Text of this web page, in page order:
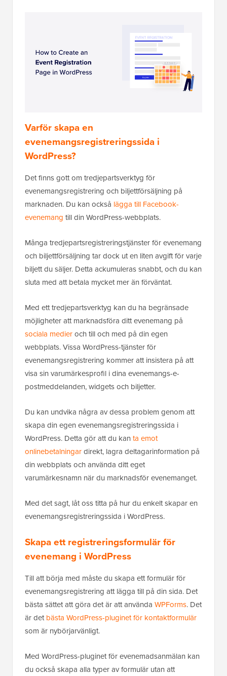
Varför skapa en
evenemangsregistreringssida i
WordPress?
Det finns gott om tredjepartsverktyg för
evenemangsregistrering och biljettförsäljning på
marknaden. Du kan också lägga till Facebook-
evenemang till din WordPress-webbplats.
Många tredjepartsregistreringstjänster för evenemang
och biljettförsäljning tar dock ut en liten avgift för varje
biljett du säljer. Detta ackumuleras snabbt, och du kan
sluta med att betala mycket mer än förväntat.
Med ett tredjepartsverktyg kan du ha begränsade
möjligheter att marknadsföra ditt evenemang på
sociala medieroch till och med på din egen
webbplats. Vissa WordPress-tjänster för
evenemangsregistrering kommer att insistera på att
visa sin varumärkesprofil i dina evenemangs-e-
postmeddelanden, widgets och biljetter.
Du kan undvika några av dessa problem genom att
skapa din egen evenemangsregistreringssida i
WordPress. Detta gör att du kan ta emot
onlinebetalningardirekt, lagra deltagarinformation på
din webbplats och använda ditt eget
varumärkesnamn när du marknadsför evenemanget.
Med det sagt, låt oss titta på hur du enkelt skapar en
evenemangsregistreringssida i WordPress.
Skapa ett registreringsformulär för
evenemang i WordPress
Till att börja med måste du skapa ett formulär för
evenemangsregistrering att lägga till på din sida. Det
bästa sättet att göra det är att använda WPForms. Det
är detbästa WordPress-pluginet för kontaktformulär
som är nybörjarvänligt.
Med WordPress-pluginet för evenemadsanmälan kan
du också skapa alla typer av formulär utan att